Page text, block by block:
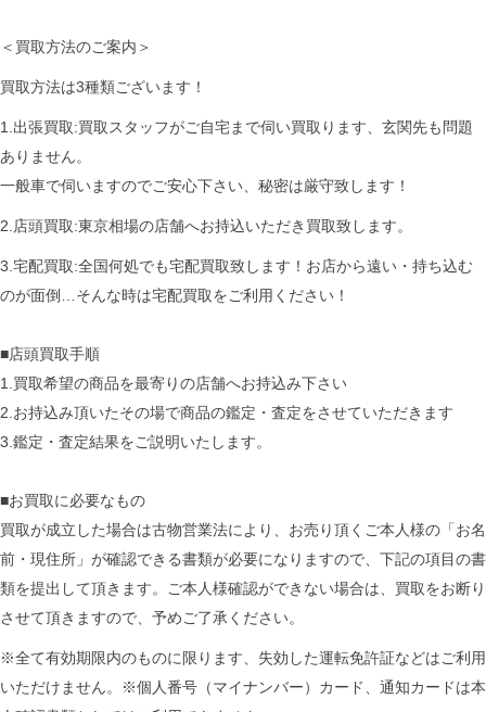
＜買取方法のご案内＞
買取方法は3種類ございます！
1.出張買取:買取スタッフがご自宅まで伺い買取ります、玄関先も問題
ありません。
一般車で伺いますのでご安心下さい、秘密は厳守致します！
2.店頭買取:東京相場の店舗へお持込いただき買取致します。
3.宅配買取:全国何処でも宅配買取致します！お店から遠い・持ち込む
のが面倒…そんな時は宅配買取をご利用ください！
■店頭買取手順
1.買取希望の商品を最寄りの店舗へお持込み下さい
2.お持込み頂いたその場で商品の鑑定・査定をさせていただきます
3.鑑定・査定結果をご説明いたします。
■お買取に必要なもの
買取が成立した場合は古物営業法により、お売り頂くご本人様の「お名
前・現住所」が確認できる書類が必要になりますので、下記の項目の書
類を提出して頂きます。ご本人様確認ができない場合は、買取をお断り
させて頂きますので、予めご了承ください。
※全て有効期限内のものに限ります、失効した運転免許証などはご利用
いただけません。※個人番号（マイナンバー）カード、通知カードは本